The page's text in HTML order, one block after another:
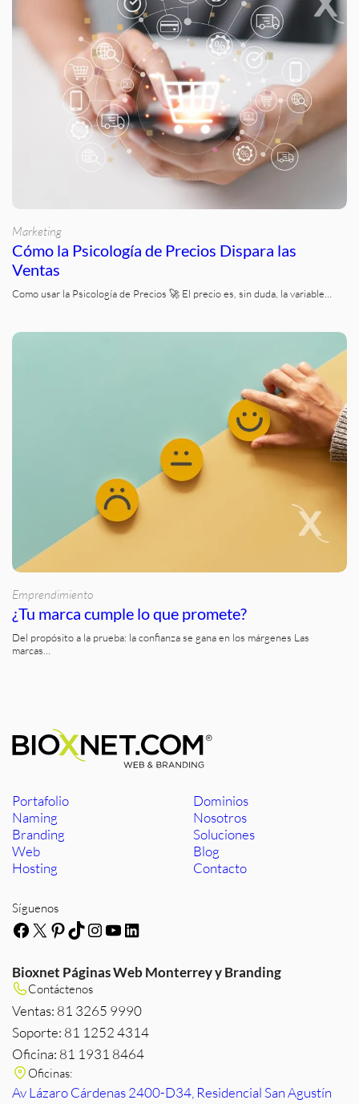
Marketing
Cómo la Psicología de Precios Dispara las
Ventas
Como usar la Psicología de Precios 🚀 El precio es, sin duda, la variable…
Emprendimiento
¿Tu marca cumple lo que promete?
Del propósito a la prueba: la confianza se gana en los márgenes Las
marcas…
Portafolio
Naming
Branding
Web
Hosting
Dominios
Nosotros
Soluciones
Blog
Contacto
Síguenos
Facebook
X Pinterest
TikTok
Instagram
YouTube
LinkedIn
Bioxnet Páginas Web Monterrey y Branding
Contáctenos
Ventas: 81 3265 9990
Soporte: 81 1252 4314
Oficina: 81 1931 8464
Oficinas:
Av Lázaro Cárdenas 2400-D34, Residencial San Agustín